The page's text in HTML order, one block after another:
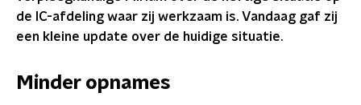
de IC-afdeling waar zij werkzaam is. Vandaag gaf zij
een kleine update over de huidige situatie.
Minder opnames